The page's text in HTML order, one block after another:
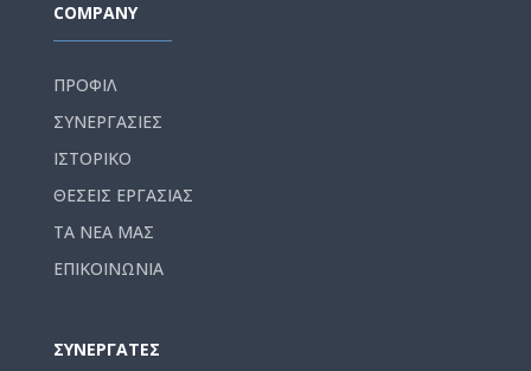
COMPANY
ΠΡΟΦΙΛ
ΣΥΝΕΡΓΑΣΙΕΣ
ΙΣΤΟΡΙΚΟ
ΘΕΣΕΙΣ ΕΡΓΑΣΙΑΣ
ΤΑ ΝΕΑ ΜΑΣ
ΕΠΙΚΟΙΝΩΝΙΑ
ΣΥΝΕΡΓΑΤΕΣ